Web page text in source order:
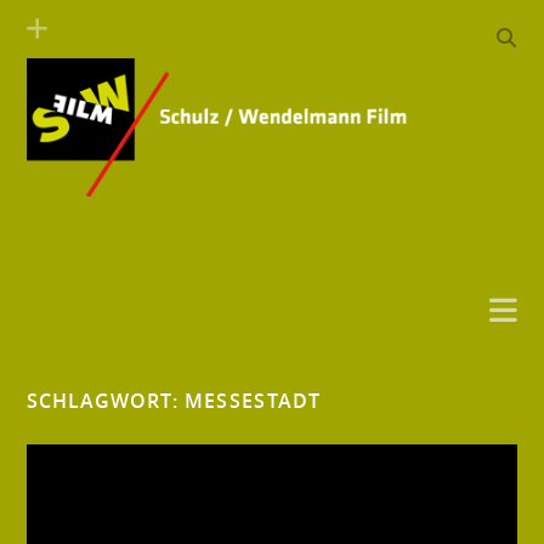
SCHLAGWORT: MESSESTADT